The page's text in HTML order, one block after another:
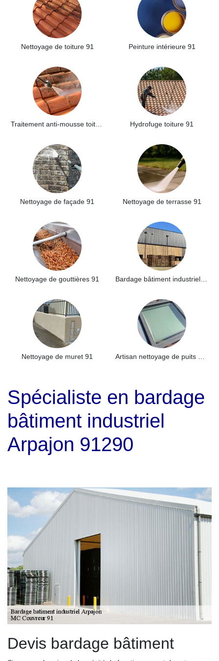
Nettoyage de toiture 91 Peinture intérieure 91
Hydrofuge toiture 91
Nettoyage de façade 91 Nettoyage de terrasse 91
Nettoyage de gouttières 91
Nettoyage de muret 91
Spécialiste en bardage
bâtiment industriel
Arpajon 91290
Devis bardage bâtiment